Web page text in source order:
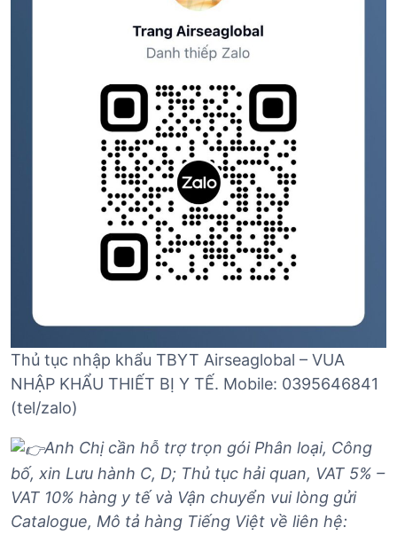
Thủ tục nhập khẩu TBYT Airseaglobal – VUA
NHẬP KHẨU THIẾT BỊ Y TẾ. Mobile: 0395646841
(tel/zalo)
Anh Chị cần hỗ trợ trọn gói Phân loại, Công
bố, xin Lưu hành C, D; Thủ tục hải quan, VAT 5% –
VAT 10% hàng y tế và Vận chuyển vui lòng gửi
Catalogue, Mô tả hàng Tiếng Việt về liên hệ: